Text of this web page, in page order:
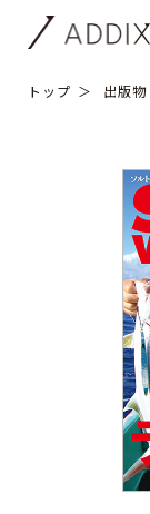
トップ 出版物